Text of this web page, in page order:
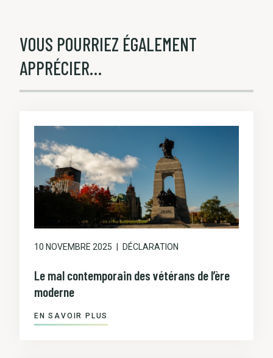
VOUS POURRIEZ ÉGALEMENT
APPRÉCIER…
10 NOVEMBRE 2025 DÉCLARATION
Le mal contemporain des vétérans de l’ère
moderne
EN SAVOIR PLUS